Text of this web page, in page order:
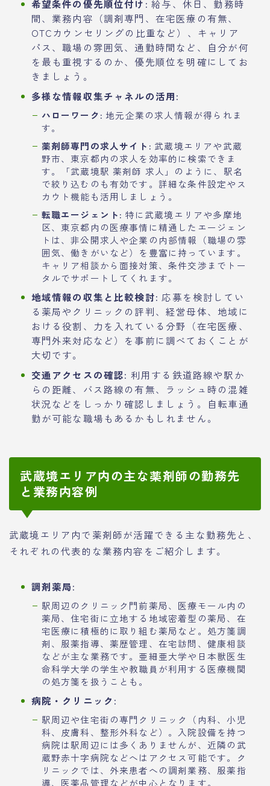
希望条件の優先順位付け: 給与、休日、勤務時
間、業務内容（調剤専門、在宅医療の有無、
OTCカウンセリングの比重など）、キャリア
パス、職場の雰囲気、通勤時間など、自分が何
を最も重視するのか、優先順位を明確にしてお
きましょう。
多様な情報収集チャネルの活用:
ハローワーク: 地元企業の求人情報が得られま
す。
薬剤師専門の求人サイト: 武蔵境エリアや武蔵
野市、東京都内の求人を効率的に検索できま
す。「武蔵境駅 薬剤師 求人」のように、駅名
で絞り込むのも有効です。詳細な条件設定やス
カウト機能も活用しましょう。
転職エージェント: 特に武蔵境エリアや多摩地
区、東京都内の医療事情に精通したエージェン
トは、非公開求人や企業の内部情報（職場の雰
囲気、働きがいなど）を豊富に持っています。
キャリア相談から面接対策、条件交渉までトー
タルでサポートしてくれます。
地域情報の収集と比較検討: 応募を検討してい
る薬局やクリニックの評判、経営母体、地域に
おける役割、力を入れている分野（在宅医療、
専門外来対応など）を事前に調べておくことが
大切です。
交通アクセスの確認: 利用する鉄道路線や駅か
らの距離、バス路線の有無、ラッシュ時の混雑
状況などをしっかり確認しましょう。自転車通
勤が可能な職場もあるかもしれません。
武蔵境エリア内の主な薬剤師の勤務先
と業務内容例
武蔵境エリア内で薬剤師が活躍できる主な勤務先と、
それぞれの代表的な業務内容をご紹介します。
調剤薬局:
駅周辺のクリニック門前薬局、医療モール内の
薬局、住宅街に立地する地域密着型の薬局、在
宅医療に積極的に取り組む薬局など。処方箋調
剤、服薬指導、薬歴管理、在宅訪問、健康相談
などが主な業務です。亜細亜大学や日本獣医生
命科学大学の学生や教職員が利用する医療機関
の処方箋を扱うことも。
病院・クリニック:
駅周辺や住宅街の専門クリニック（内科、小児
科、皮膚科、整形外科など）。入院設備を持つ
病院は駅周辺には多くありませんが、近隣の武
蔵野赤十字病院などへはアクセス可能です。ク
リニックでは、外来患者への調剤業務、服薬指
導、医薬品管理などが中心となります。